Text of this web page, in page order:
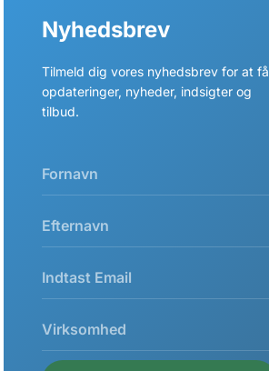
Nyhedsbrev
Tilmeld dig vores nyhedsbrev for at få
opdateringer, nyheder, indsigter og
tilbud.